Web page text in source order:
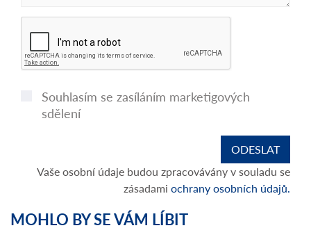
Souhlasím se zasíláním marketigových
sdělení
Vaše osobní údaje budou zpracovávány v souladu se
zásadami ochrany osobních údajů.
MOHLO BY SE VÁM LÍBIT